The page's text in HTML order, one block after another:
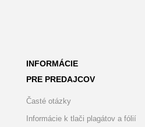
INFORMÁCIE
PRE PREDAJCOV
Časté otázky
Informácie k tlači plagátov a fólií